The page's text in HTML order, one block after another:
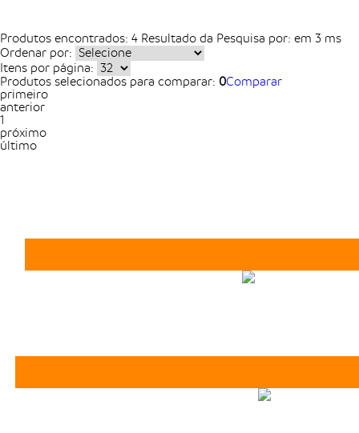
Produtos encontrados: 4 Resultado da Pesquisa por: em 3 ms
Ordenar por:
Itens por página:
Produtos selecionados para comparar: 0Comparar
primeiro
anterior
1
próximo
último